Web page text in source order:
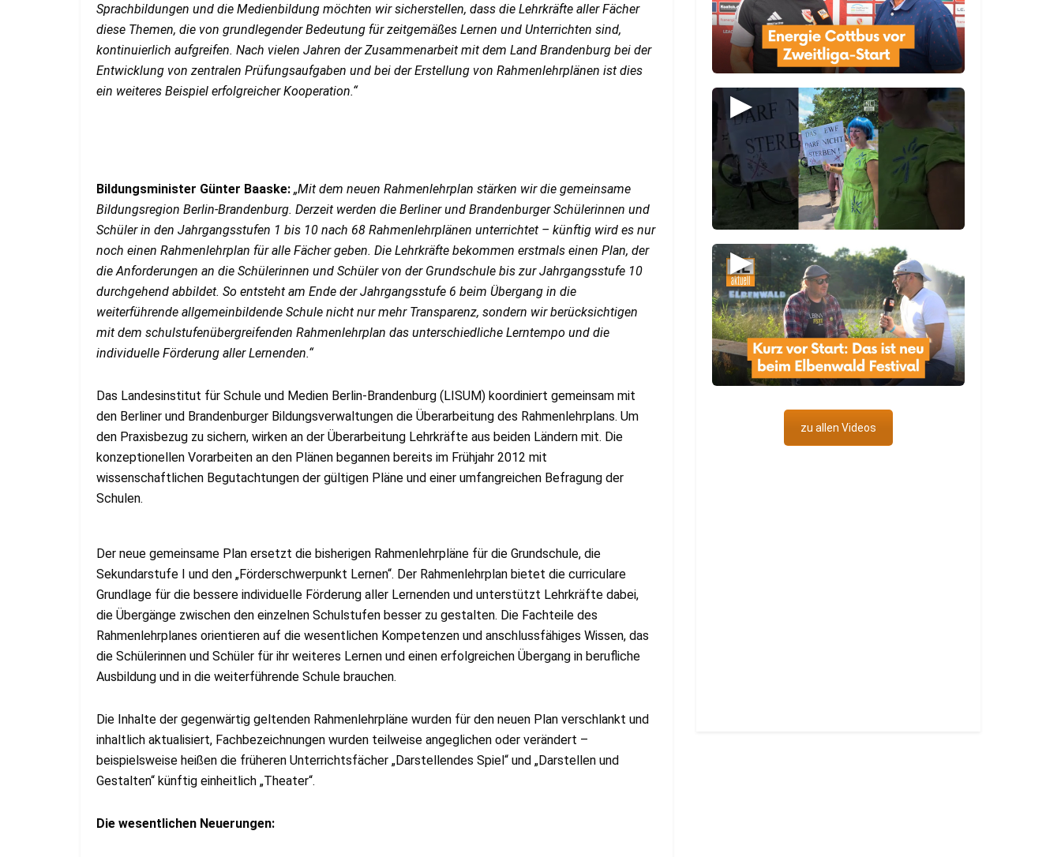
Sprachbildungen und die Medienbildung möchten wir sicherstellen, dass die Lehrkräfte aller Fächer
diese Themen, die von grundlegender Bedeutung für zeitgemäßes Lernen und Unterrichten sind,
kontinuierlich aufgreifen. Nach vielen Jahren der Zusammenarbeit mit dem Land Brandenburg bei der
Entwicklung von zentralen Prüfungsaufgaben und bei der Erstellung von Rahmenlehrplänen ist dies
ein weiteres Beispiel erfolgreicher Kooperation.“
Bildungsminister Günter Baaske: „Mit dem neuen Rahmenlehrplan stärken wir die gemeinsame
Bildungsregion Berlin-Brandenburg. Derzeit werden die Berliner und Brandenburger Schülerinnen und
Schüler in den Jahrgangsstufen 1 bis 10 nach 68 Rahmenlehrplänen unterrichtet – künftig wird es nur
noch einen Rahmenlehrplan für alle Fächer geben. Die Lehrkräfte bekommen erstmals einen Plan, der
die Anforderungen an die Schülerinnen und Schüler von der Grundschule bis zur Jahrgangsstufe 10
durchgehend abbildet. So entsteht am Ende der Jahrgangsstufe 6 beim Übergang in die
weiterführende allgemeinbildende Schule nicht nur mehr Transparenz, sondern wir berücksichtigen
mit dem schulstufenübergreifenden Rahmenlehrplan das unterschiedliche Lerntempo und die
individuelle Förderung aller Lernenden.“
Das Landesinstitut für Schule und Medien Berlin-Brandenburg (LISUM) koordiniert gemeinsam mit
den Berliner und Brandenburger Bildungsverwaltungen die Überarbeitung des Rahmenlehrplans. Um
den Praxisbezug zu sichern, wirken an der Überarbeitung Lehrkräfte aus beiden Ländern mit. Die
konzeptionellen Vorarbeiten an den Plänen begannen bereits im Frühjahr 2012 mit
wissenschaftlichen Begutachtungen der gültigen Pläne und einer umfangreichen Befragung der
Schulen.
Der neue gemeinsame Plan ersetzt die bisherigen Rahmenlehrpläne für die Grundschule, die
Sekundarstufe I und den „Förderschwerpunkt Lernen“. Der Rahmenlehrplan bietet die curriculare
Grundlage für die bessere individuelle Förderung aller Lernenden und unterstützt Lehrkräfte dabei,
die Übergänge zwischen den einzelnen Schulstufen besser zu gestalten. Die Fachteile des
Rahmenlehrplanes orientieren auf die wesentlichen Kompetenzen und anschlussfähiges Wissen, das
die Schülerinnen und Schüler für ihr weiteres Lernen und einen erfolgreichen Übergang in berufliche
Ausbildung und in die weiterführende Schule brauchen.
Die Inhalte der gegenwärtig geltenden Rahmenlehrpläne wurden für den neuen Plan verschlankt und
inhaltlich aktualisiert, Fachbezeichnungen wurden teilweise angeglichen oder verändert –
beispielsweise heißen die früheren Unterrichtsfächer „Darstellendes Spiel“ und „Darstellen und
Gestalten“ künftig einheitlich „Theater“.
Die wesentlichen Neuerungen:
▶
▶
zu allen Videos